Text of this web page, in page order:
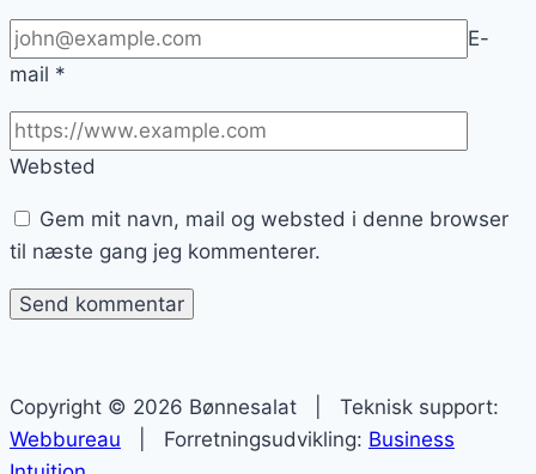
E-
mail *
Websted
Gem mit navn, mail og websted i denne browser
til næste gang jeg kommenterer.
Copyright © 2026 Bønnesalat | Teknisk support:
Webbureau | Forretningsudvikling: Business